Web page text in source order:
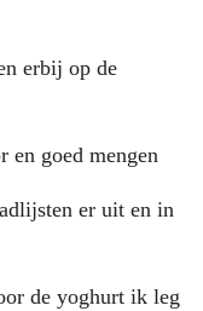
erbij op de
en goed mengen
er uit en in
de yoghurt ik leg